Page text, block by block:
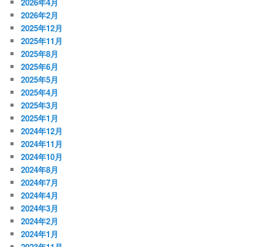
2026年2月
2025年12月
2025年11月
2025年8月
2025年6月
2025年5月
2025年4月
2025年3月
2025年1月
2024年12月
2024年11月
2024年10月
2024年8月
2024年7月
2024年4月
2024年3月
2024年2月
2024年1月